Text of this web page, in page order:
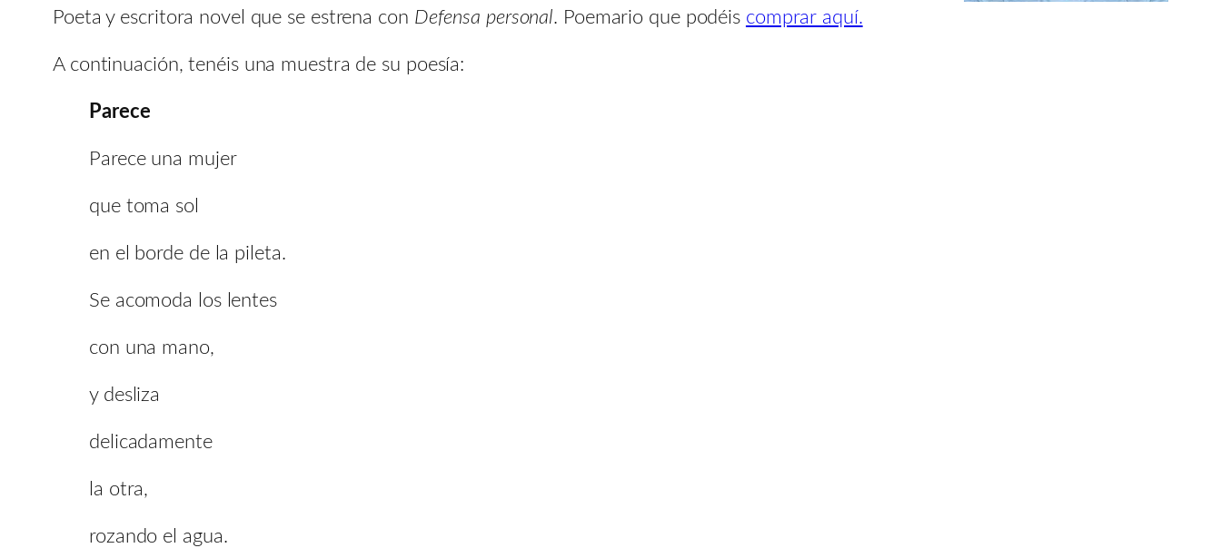
Poeta y escritora novel que se estrena con Defensa personal. Poemario que podéis comprar aquí.
A continuación, tenéis una muestra de su poesía:
Parece
Parece una mujer
que toma sol
en el borde de la pileta.
Se acomoda los lentes
con una mano,
y desliza
delicadamente
la otra,
rozando el agua.